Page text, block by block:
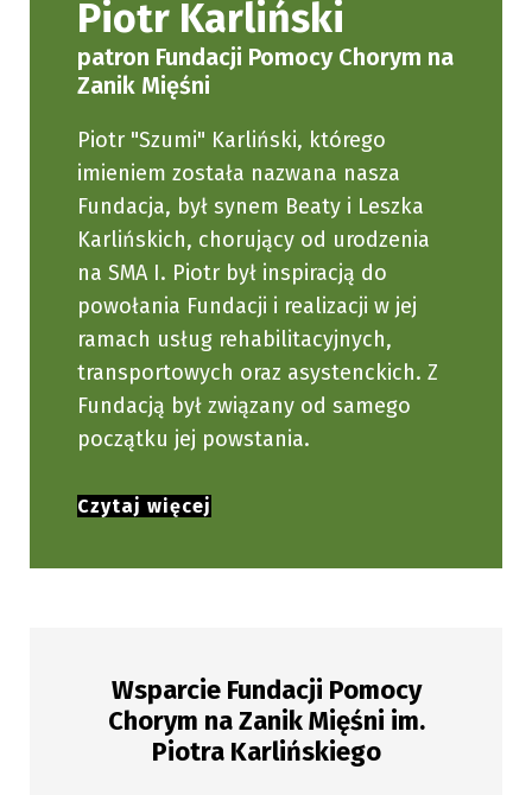
Piotr Karliński
patron Fundacji Pomocy Chorym na
Zanik Mięśni
Piotr "Szumi" Karliński, którego
imieniem została nazwana nasza
Fundacja, był synem Beaty i Leszka
Karlińskich, chorujący od urodzenia
na SMA I. Piotr był inspiracją do
powołania Fundacji i realizacji w jej
ramach usług rehabilitacyjnych,
transportowych oraz asystenckich. Z
Fundacją był związany od samego
początku jej powstania.
Czytaj więcej
Wsparcie Fundacji Pomocy
Chorym na Zanik Mięśni im.
Piotra Karlińskiego